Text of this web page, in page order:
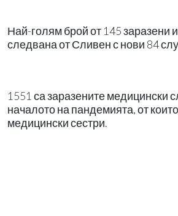
Най-голям брой от 145 заразени
следвана от Сливен с нови 84
1551 са заразените медицински
началото на пандемията, от
медицински сестри.